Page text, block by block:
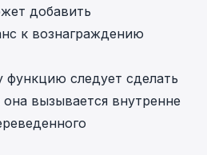
добавить
к вознаграждению
функцию следует сделать
вызывается внутренне